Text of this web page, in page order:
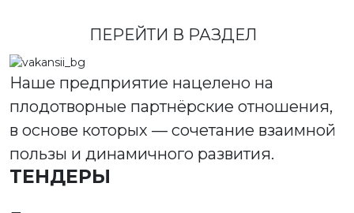
ПЕРЕЙТИ В РАЗДЕЛ
Наше предприятие нацелено на
плодотворные партнёрские отношения,
в основе которых — сочетание взаимной
пользы и динамичного развития.
ТЕНДЕРЫ